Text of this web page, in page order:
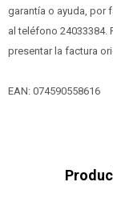
garantía o ayuda, por
al teléfono 24033384.
presentar la factura
EAN: 074590558616